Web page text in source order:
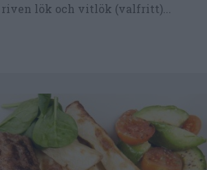
lök och vitlök (valfritt)...